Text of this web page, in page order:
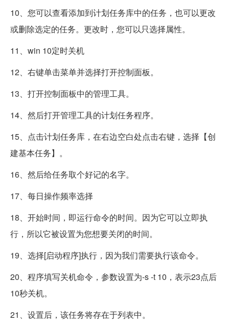
10、您可以查看添加到计划任务库中的任务，也可以更改
或删除选定的任务。更改时，您可以只选择属性。
11、win 10定时关机
12、右键单击菜单并选择打开控制面板。
13、打开控制面板中的管理工具。
14、然后打开管理工具的计划任务程序。
15、点击计划任务库，在右边空白处点击右键，选择【创
建基本任务】。
16、然后给任务取个好记的名字。
17、每日操作频率选择
18、开始时间，即运行命令的时间。因为它可以立即执
行，所以它被设置为您想要关闭的时间。
19、选择[启动程序]执行，因为我们需要执行该命令。
20、程序填写关机命令，参数设置为-s -t 10，表示23点后
10秒关机。
21、设置后，该任务将存在于列表中。